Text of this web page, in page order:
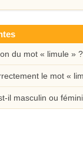
du mot « limule » ?
le mot «
il masculin ou